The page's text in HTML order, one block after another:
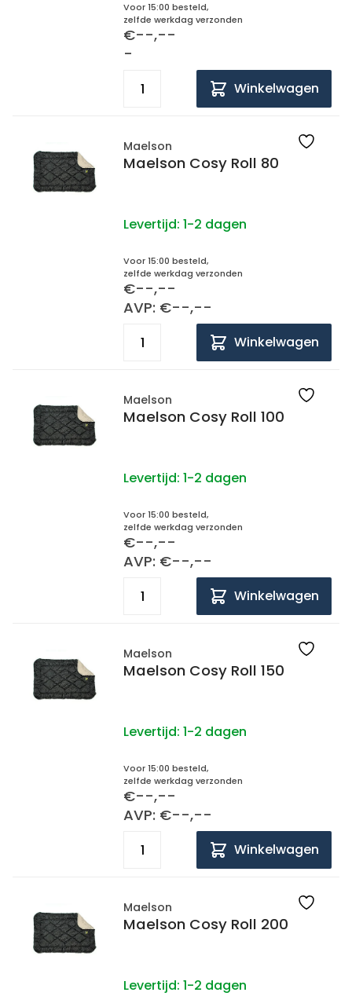
Voor 15:00 besteld,
zelfde werkdag verzonden
€--,--
-
Winkelwagen
Maelson
Maelson Cosy Roll 80
Levertijd: 1-2 dagen
Voor 15:00 besteld,
zelfde werkdag verzonden
€--,--
AVP: €--,--
Winkelwagen
Maelson
Maelson Cosy Roll 100
Levertijd: 1-2 dagen
Voor 15:00 besteld,
zelfde werkdag verzonden
€--,--
AVP: €--,--
Winkelwagen
Maelson
Maelson Cosy Roll 150
Levertijd: 1-2 dagen
Voor 15:00 besteld,
zelfde werkdag verzonden
€--,--
AVP: €--,--
Winkelwagen
Maelson
Maelson Cosy Roll 200
Levertijd: 1-2 dagen